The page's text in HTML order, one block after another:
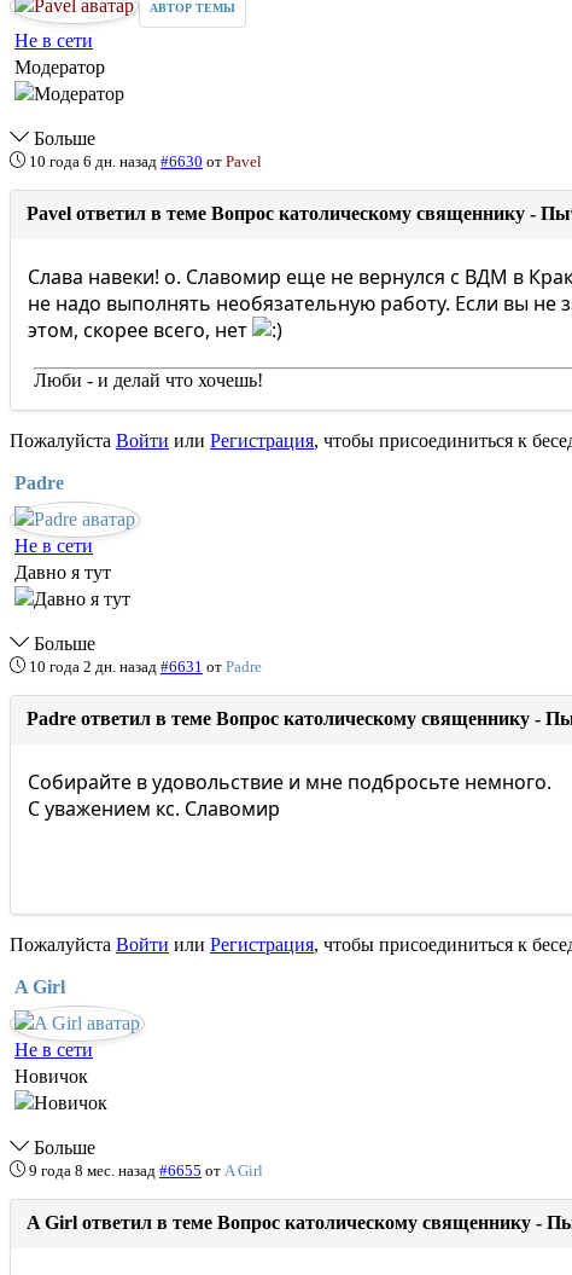
АВТОР ТЕМЫ
Не в сети
Модератор
Больше
10 года 6 дн. назад #6630 от Pavel
Pavel ответил в теме Вопрос католическому священнику -
Слава навеки! о. Славомир еще не вернулся с ВДМ в
не надо выполнять необязательную работу. Если вы не
этом, скорее всего, нет
Люби - и делай что хочешь!
Пожалуйста Войти или Регистрация, чтобы присоединиться к
Padre
Не в сети
Давно я тут
Больше
10 года 2 дн. назад #6631 от Padre
Padre ответил в теме Вопрос католическому священнику -
Собирайте в удовольствие и мне подбросьте немного.
С уважением кс. Славомир
Пожалуйста Войти или Регистрация, чтобы присоединиться к
A Girl
Не в сети
Новичок
Больше
9 года 8 мес. назад #6655 от A Girl
A Girl ответил в теме Вопрос католическому священнику -